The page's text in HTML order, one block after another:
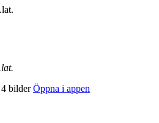
4 bilder Öppna i appen